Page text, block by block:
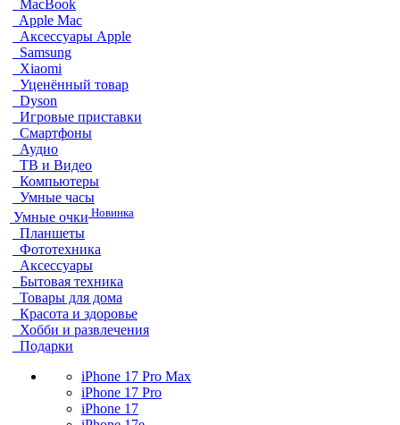
MacBook
Apple Mac
Аксессуары Apple
Samsung
Xiaomi
Уценённый товар
Dyson
Игровые приставки
Смартфоны
Аудио
ТВ и Видео
Компьютеры
Умные часы
Умные очки Новинка
Планшеты
Фототехника
Аксессуары
Бытовая техника
Товары для дома
Красота и здоровье
Хобби и развлечения
Подарки
iPhone 17 Pro Max
iPhone 17 Pro
iPhone 17